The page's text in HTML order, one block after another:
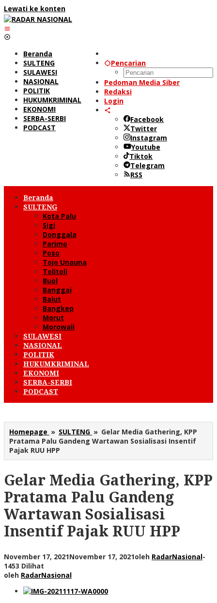
Lewati ke konten
Pencarian
Pedoman Media Siber
Redaksi
Login
Facebook
Twitter
Instagram
Youtube
Tiktok
Telegram
RSS
Beranda
SULTENG
SULAWESI
NASIONAL
POLITIK
HUKUMKRIMINAL
EKONOMI
SERBA-SERBI
PODCAST
Beranda
SULTENG
Kota Palu
Sigi
Donggala
Parimo
Poso
Tojo Unauna
Tolitoli
Buol
Banggai
Balut
Bangkep
Morut
Morowali
SULAWESI
NASIONAL
POLITIK
HUKUMKRIMINAL
EKONOMI
SERBA-SERBI
PODCAST
Homepage » SULTENG » Gelar Media Gathering, KPP
Pratama Palu Gandeng Wartawan Sosialisasi Insentif
Pajak RUU HPP
Gelar Media Gathering, KPP
Pratama Palu Gandeng
Wartawan Sosialisasi
Insentif Pajak RUU HPP
November 17, 2021November 17, 2021oleh RadarNasional-
1453 Dilihat
oleh RadarNasional